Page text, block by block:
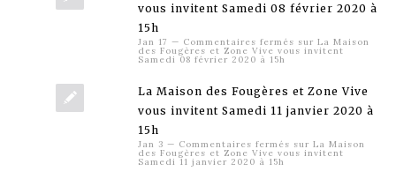
vous invitent Samedi 08 février 2020 à
15h
Jan 17 — Commentaires fermés sur La Maison
des Fougères et Zone Vive vous invitent
Samedi 08 février 2020 à 15h
La Maison des Fougères et Zone Vive
vous invitent Samedi 11 janvier 2020 à
15h
Jan 3 — Commentaires fermés sur La Maison
des Fougères et Zone Vive vous invitent
Samedi 11 janvier 2020 à 15h